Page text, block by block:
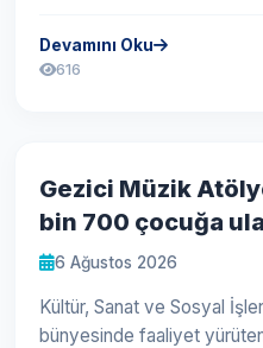
Devamını Oku
616
Gezici Müzik
bin 700 çocuğa
6 Ağustos 2026
Kültür, Sanat ve Sosyal
bünyesinde faaliyet